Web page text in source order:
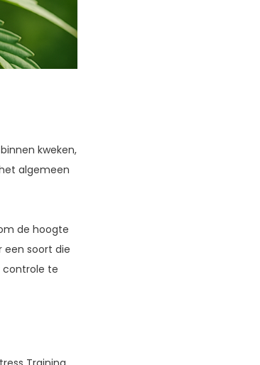
kweken,
algemeen
de hoogte
een soort die
controle te